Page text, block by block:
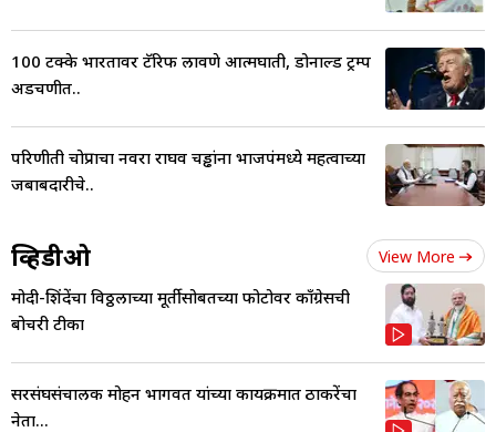
100 टक्के भारतावर टॅरिफ लावणे आत्मघाती, डोनाल्ड ट्रम्प
अडचणीत..
परिणीती चोप्राचा नवरा राघव चड्ढांना भाजपंमध्ये महत्वाच्या
जबाबदारीचे..
व्हिडीओ View More
मोदी-शिंदेंचा विठ्ठलाच्या मूर्तीसोबतच्या फोटोवर काँग्रेसची
बोचरी टीका
सरसंघसंचालक मोहन भागवत यांच्या कार्यक्रमात ठाकरेंचा
नेता...